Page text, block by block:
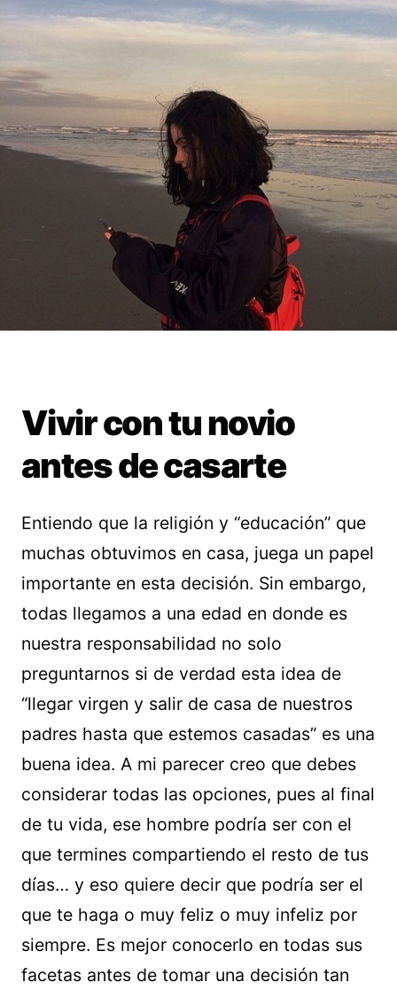
Vivir con tu novio
antes de casarte
Entiendo que la religión y “educación” que
muchas obtuvimos en casa, juega un papel
importante en esta decisión. Sin embargo,
todas llegamos a una edad en donde es
nuestra responsabilidad no solo
preguntarnos si de verdad esta idea de
“llegar virgen y salir de casa de nuestros
padres hasta que estemos casadas” es una
buena idea. A mi parecer creo que debes
considerar todas las opciones, pues al final
de tu vida, ese hombre podría ser con el
que termines compartiendo el resto de tus
días… y eso quiere decir que podría ser el
que te haga o muy feliz o muy infeliz por
siempre. Es mejor conocerlo en todas sus
facetas antes de tomar una decisión tan